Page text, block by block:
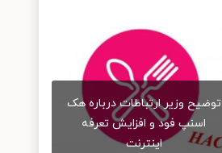
توضیح وزیر ارتباطات درباره هک
اسنپ‌ فود و افزایش تعرفه
اینترنت